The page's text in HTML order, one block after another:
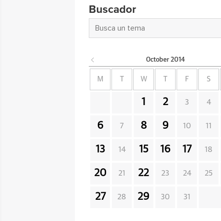
Buscador
October 2014
M W F S
1 2 3 4
6 7 8 9 10 11
13 14 15 16 17 18
20 21 22 23 24 25
27 28 29 30 31